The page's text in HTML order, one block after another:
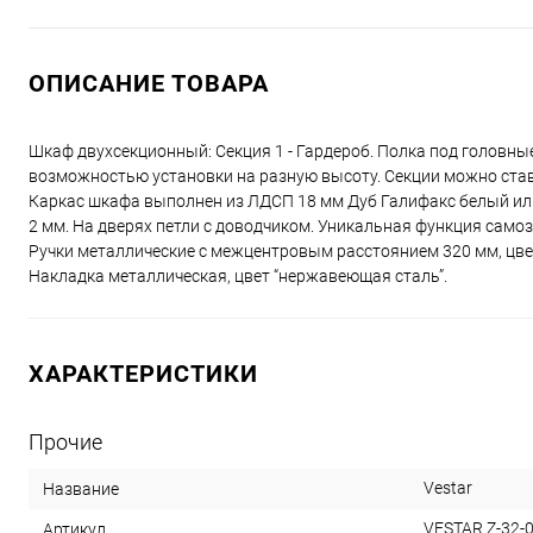
ОПИСАНИЕ ТОВАРА
Шкаф двухсекционный: Секция 1 - Гардероб. Полка под
возможностью установки на разную высоту. Секции можно
Каркас шкафа выполнен из ЛДСП 18 мм Дуб Галифакс белый
2 мм. На дверях петли с доводчиком. Уникальная функция
Ручки металлические с межцентровым расстоянием 320 мм,
Накладка металлическая, цвет “нержавеющая сталь”.
ХАРАКТЕРИСТИКИ
Прочие
Название Vestar
Артикул VESTAR Z-32-